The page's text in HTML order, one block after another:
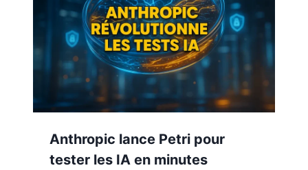
Anthropic lance Petri pour
tester les IA en minutes